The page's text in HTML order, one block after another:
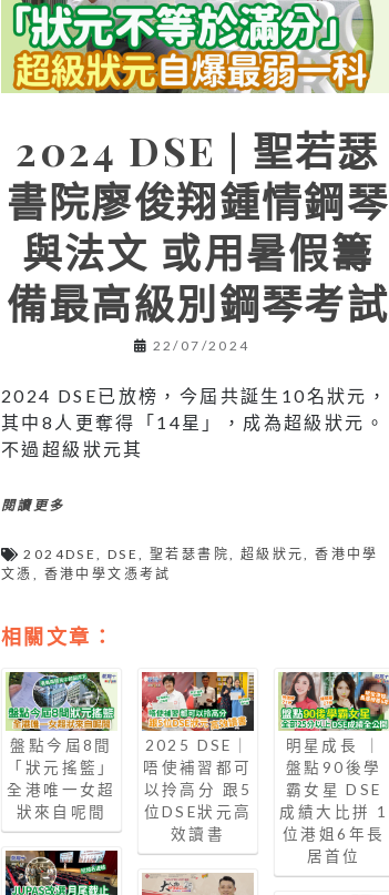
2024 DSE | 聖若瑟
書院廖俊翔鍾情鋼琴
與法文 或用暑假籌
備最高級別鋼琴考試
22/07/2024
2024 DSE已放榜，今屆共誕生10名狀元，
其中8人更奪得「14星」，成為超級狀元。
不過超級狀元其
閱讀更多
2024DSE, DSE, 聖若瑟書院, 超級狀元,香港中學
文憑 , 香港中學文憑考試
相關文章：
盤點今屆8間
「狀元搖籃」
全港唯一女超
狀來自呢間
2025 DSE｜
唔使補習都可
以拎高分 跟5
位DSE狀元高
效讀書
明星成長 ｜
盤點90後學
霸女星 DSE
成績大比拼 1
位港姐6年長
居首位